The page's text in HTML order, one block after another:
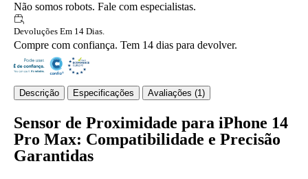
Não somos robots. Fale com especialistas.
Devoluções Em 14 Dias.
Compre com confiança. Tem 14 dias para devolver.
Descrição Especificações Avaliações (1)
Sensor de Proximidade para iPhone 14
Pro Max: Compatibilidade e Precisão
Garantidas